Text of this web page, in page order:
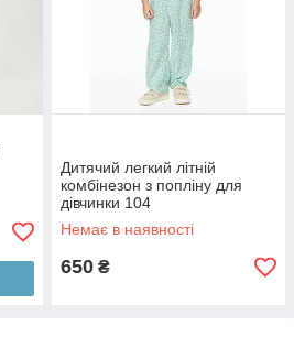
Дитячий легкий літній
комбінезон з попліну для
дівчинки 104
Немає в наявності
650 ₴